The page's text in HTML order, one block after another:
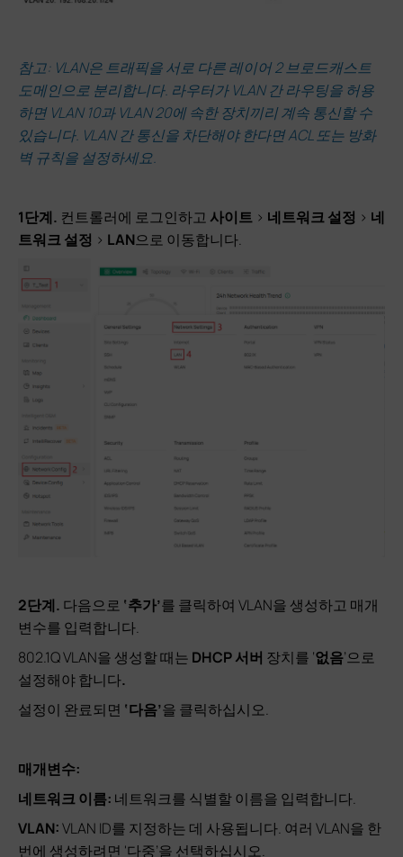
참고: VLAN은 트래픽을 서로 다른 레이어 2 브로드캐스트
도메인으로 분리합니다. 라우터가 VLAN 간 라우팅을 허용
하면 VLAN 10과 VLAN 20에 속한 장치끼리 계속 통신할 수
있습니다. VLAN 간 통신을 차단해야 한다면 ACL 또는 방화
벽 규칙을 설정하세요.
1단계. 컨트롤러에 로그인하고 사이트 > 네트워크 설정 > 네
트워크 설정 > LAN으로 이동합니다.
2단계. 다음으로 ‘추가’를 클릭하여 VLAN을 생성하고 매개
변수를 입력합니다.
802.1Q VLAN을 생성할 때는 DHCP 서버 장치를 ‘없음’으로
설정해야 합니다.
설정이 완료되면 ‘다음’을 클릭하십시오.
매개변수:
네트워크 이름: 네트워크를 식별할 이름을 입력합니다.
VLAN:VLAN ID를 지정하는 데 사용됩니다. 여러 VLAN을 한
번에 생성하려면 '다중’을 선택하십시오.